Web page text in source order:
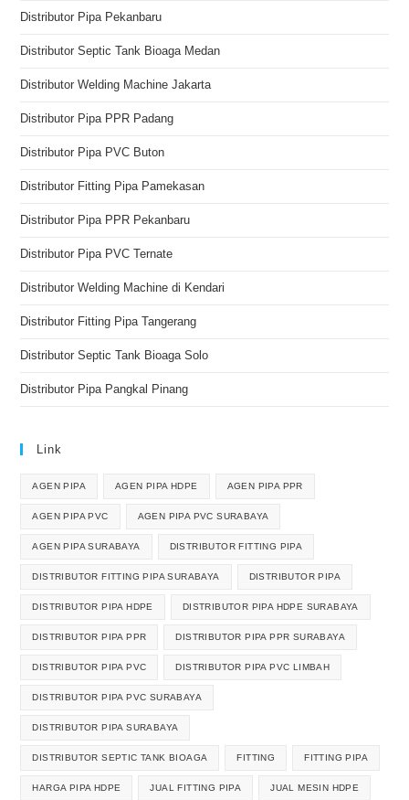
Distributor Pipa Pekanbaru
Distributor Septic Tank Bioaga Medan
Distributor Welding Machine Jakarta
Distributor Pipa PPR Padang
Distributor Pipa PVC Buton
Distributor Fitting Pipa Pamekasan
Distributor Pipa PPR Pekanbaru
Distributor Pipa PVC Ternate
Distributor Welding Machine di Kendari
Distributor Fitting Pipa Tangerang
Distributor Septic Tank Bioaga Solo
Distributor Pipa Pangkal Pinang
Link
AGEN PIPA AGEN PIPA HDPE AGEN PIPA PPR
AGEN PIPA PVC AGEN PIPA PVC SURABAYA
AGEN PIPA SURABAYA DISTRIBUTOR FITTING PIPA
DISTRIBUTOR FITTING PIPA SURABAYA DISTRIBUTOR PIPA
DISTRIBUTOR PIPA HDPE DISTRIBUTOR PIPA HDPE SURABAYA
DISTRIBUTOR PIPA PPR DISTRIBUTOR PIPA PPR SURABAYA
DISTRIBUTOR PIPA PVC DISTRIBUTOR PIPA PVC LIMBAH
DISTRIBUTOR PIPA PVC SURABAYA
DISTRIBUTOR PIPA SURABAYA
DISTRIBUTOR SEPTIC TANK BIOAGA FITTING FITTING PIPA
HARGA PIPA HDPE JUAL FITTING PIPA JUAL MESIN HDPE